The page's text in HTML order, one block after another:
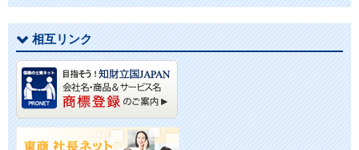
別
ア
ー
カ
イ
ブ
相互リンク